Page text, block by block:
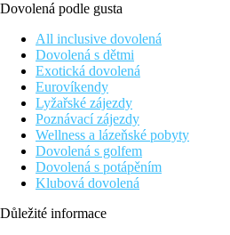
Dovolená podle gusta
All inclusive dovolená
Dovolená s dětmi
Exotická dovolená
Eurovíkendy
Lyžařské zájezdy
Poznávací zájezdy
Wellness a lázeňské pobyty
Dovolená s golfem
Dovolená s potápěním
Klubová dovolená
Důležité informace